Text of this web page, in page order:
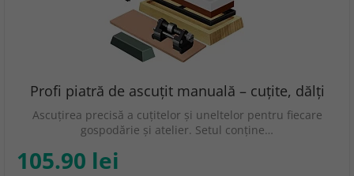
Profi piatră de ascuțit manuală – cuțite, dălți
Ascuțirea precisă a cuțitelor și uneltelor pentru fiecare
gospodărie și atelier. Setul conține…
105.90 lei